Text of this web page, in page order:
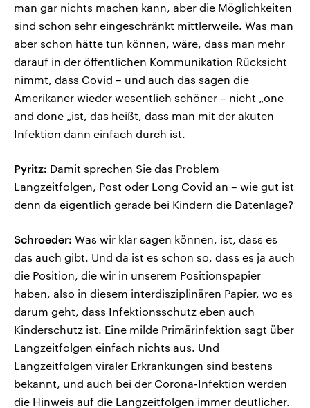
man gar nichts machen kann, aber die Möglichkeiten
sind schon sehr eingeschränkt mittlerweile. Was man
aber schon hätte tun können, wäre, dass man mehr
darauf in der öffentlichen Kommunikation Rücksicht
nimmt, dass Covid – und auch das sagen die
Amerikaner wieder wesentlich schöner – nicht „one
and done „ist, das heißt, dass man mit der akuten
Infektion dann einfach durch ist.
Pyritz: Damit sprechen Sie das Problem
Langzeitfolgen, Post oder Long Covid an – wie gut ist
denn da eigentlich gerade bei Kindern die Datenlage?
Schroeder: Was wir klar sagen können, ist, dass es
das auch gibt. Und da ist es schon so, dass es ja auch
die Position, die wir in unserem Positionspapier
haben, also in diesem interdisziplinären Papier, wo es
darum geht, dass Infektionsschutz eben auch
Kinderschutz ist. Eine milde Primärinfektion sagt über
Langzeitfolgen einfach nichts aus. Und
Langzeitfolgen viraler Erkrankungen sind bestens
bekannt, und auch bei der Corona-Infektion werden
die Hinweis auf die Langzeitfolgen immer deutlicher.